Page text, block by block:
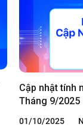
Cập nhật tính
Tháng 9/2025
01/10/2025